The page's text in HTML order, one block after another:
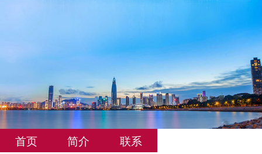
首页 简介 联系
输卵管堵塞是什么原因引起的有哪些表现
女性输卵管堵塞必须做手术才能怀孕吗
资讯 输卵管堵塞是什么原因引起的？需要检查
哪些项目
资讯 女性输卵管堵塞的常见症状有哪些
资讯 武汉输卵管堵塞治疗费用大概多少
资讯
洛阳输卵管堵塞怎么治疗费用大概多少